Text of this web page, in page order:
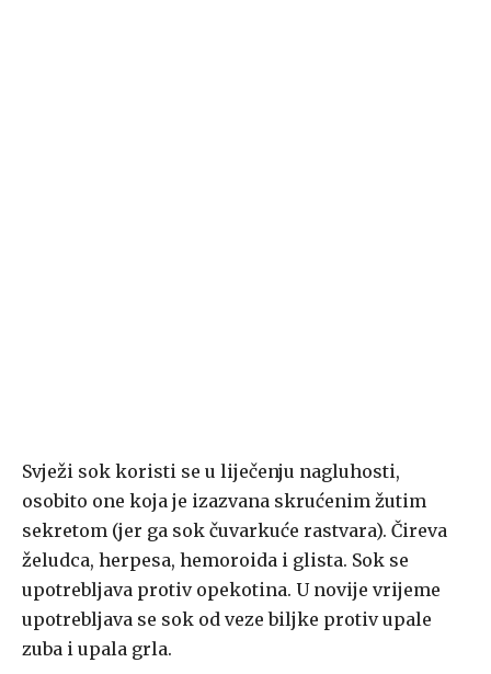
Svježi sok koristi se u liječenju nagluhosti,
osobito one koja je izazvana skrućenim žutim
sekretom (jer ga sok čuvarkuće rastvara). Čireva
želudca, herpesa, hemoroida i glista. Sok se
upotrebljava protiv opekotina. U novije vrijeme
upotrebljava se sok od veze biljke protiv upale
zuba i upala grla.